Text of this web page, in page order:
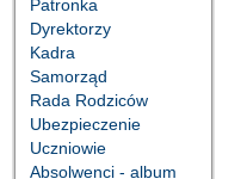
Patronka
Dyrektorzy
Kadra
Samorząd
Rada Rodziców
Ubezpieczenie
Uczniowie
Absolwenci - album